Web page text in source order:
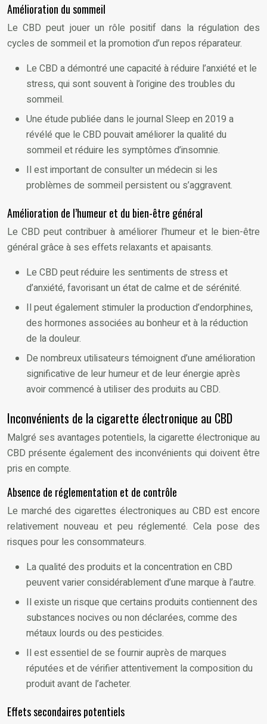
Amélioration du sommeil
Le CBD peut jouer un rôle positif dans la régulation des
cycles de sommeil et la promotion d’un repos réparateur.
Le CBD a démontré une capacité à réduire l’anxiété et le
stress, qui sont souvent à l’origine des troubles du
sommeil.
Une étude publiée dans le journal Sleep en 2019 a
révélé que le CBD pouvait améliorer la qualité du
sommeil et réduire les symptômes d’insomnie.
Il est important de consulter un médecin si les
problèmes de sommeil persistent ou s’aggravent.
Amélioration de l’humeur et du bien-être général
Le CBD peut contribuer à améliorer l’humeur et le bien-être
général grâce à ses effets relaxants et apaisants.
Le CBD peut réduire les sentiments de stress et
d’anxiété, favorisant un état de calme et de sérénité.
Il peut également stimuler la production d’endorphines,
des hormones associées au bonheur et à la réduction
de la douleur.
De nombreux utilisateurs témoignent d’une amélioration
significative de leur humeur et de leur énergie après
avoir commencé à utiliser des produits au CBD.
Inconvénients de la cigarette électronique au CBD
Malgré ses avantages potentiels, la cigarette électronique au
CBD présente également des inconvénients qui doivent être
pris en compte.
Absence de réglementation et de contrôle
Le marché des cigarettes électroniques au CBD est encore
relativement nouveau et peu réglementé. Cela pose des
risques pour les consommateurs.
La qualité des produits et la concentration en CBD
peuvent varier considérablement d’une marque à l’autre.
Il existe un risque que certains produits contiennent des
substances nocives ou non déclarées, comme des
métaux lourds ou des pesticides.
Il est essentiel de se fournir auprès de marques
réputées et de vérifier attentivement la composition du
produit avant de l’acheter.
Effets secondaires potentiels